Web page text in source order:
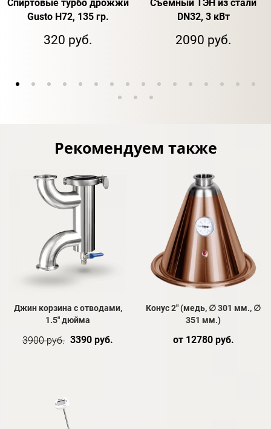
Спиртовые турбо дрожжи
Gusto H72, 135 гр.
320 руб.
Съемный ТЭН из стали
DN32, 3 кВт
2090 руб.
Рекомендуем также
Джин корзина с отводами,
1.5" дюйма
3900 руб. 3390 руб.
Конус 2" (медь, ∅ 301 мм., ∅
351 мм.)
от 12780 руб.